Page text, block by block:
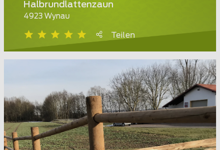
Halbrundlattenzaun
4923 Wynau
Teilen